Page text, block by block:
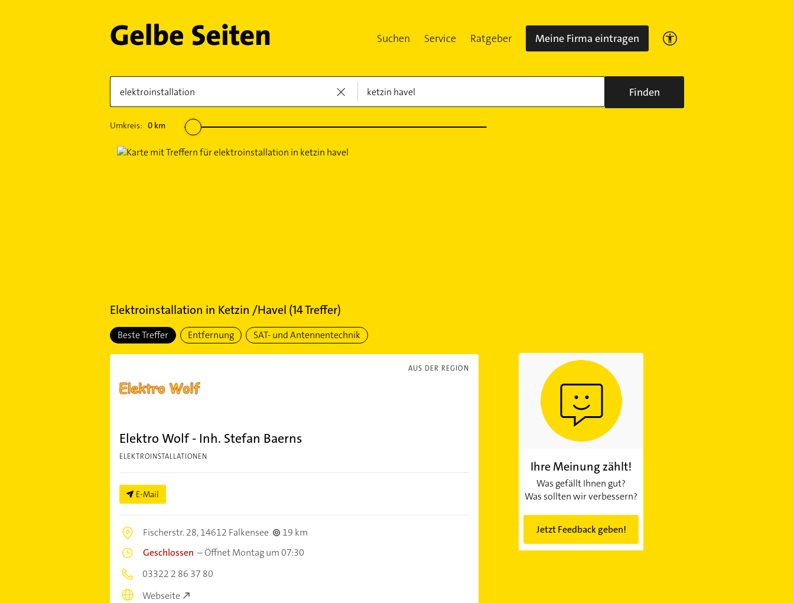
Suchen Service Ratgeber Meine Firma eintragen
Finden
Umkreis: 0km
Elektroinstallation in Ketzin /Havel (14Treffer)
Beste Treffer Entfernung SAT- und Antennentechnik
AUS DER REGION
Elektro Wolf - Inh. Stefan Baerns
ELEKTROINSTALLATIONEN
E-Mail
Fischerstr. 28,14612 Falkensee
19 km
Geschlossen –Öffnet Montag um 07:30
03322 2 86 37 80
Webseite
Ihre Meinung zählt!
Was gefällt Ihnen gut?
Was sollten wir verbessern?
Jetzt Feedback geben!